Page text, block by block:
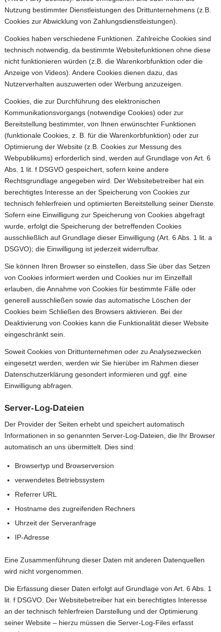
Nutzung bestimmter Dienstleistungen des Drittunternehmens (z.B.
Cookies zur Abwicklung von Zahlungsdienstleistungen).
Cookies haben verschiedene Funktionen. Zahlreiche Cookies sind
technisch notwendig, da bestimmte Websitefunktionen ohne diese
nicht funktionieren würden (z.B. die Warenkorbfunktion oder die
Anzeige von Videos). Andere Cookies dienen dazu, das
Nutzerverhalten auszuwerten oder Werbung anzuzeigen.
Cookies, die zur Durchführung des elektronischen
Kommunikationsvorgangs (notwendige Cookies) oder zur
Bereitstellung bestimmter, von Ihnen erwünschter Funktionen
(funktionale Cookies, z. B. für die Warenkorbfunktion) oder zur
Optimierung der Website (z.B. Cookies zur Messung des
Webpublikums) erforderlich sind, werden auf Grundlage von Art. 6
Abs. 1 lit. f DSGVO gespeichert, sofern keine andere
Rechtsgrundlage angegeben wird. Der Websitebetreiber hat ein
berechtigtes Interesse an der Speicherung von Cookies zur
technisch fehlerfreien und optimierten Bereitstellung seiner Dienste.
Sofern eine Einwilligung zur Speicherung von Cookies abgefragt
wurde, erfolgt die Speicherung der betreffenden Cookies
ausschließlich auf Grundlage dieser Einwilligung (Art. 6 Abs. 1 lit. a
DSGVO); die Einwilligung ist jederzeit widerrufbar.
Sie können Ihren Browser so einstellen, dass Sie über das Setzen
von Cookies informiert werden und Cookies nur im Einzelfall
erlauben, die Annahme von Cookies für bestimmte Fälle oder
generell ausschließen sowie das automatische Löschen der
Cookies beim Schließen des Browsers aktivieren. Bei der
Deaktivierung von Cookies kann die Funktionalität dieser Website
eingeschränkt sein.
Soweit Cookies von Drittunternehmen oder zu Analysezwecken
eingesetzt werden, werden wir Sie hierüber im Rahmen dieser
Datenschutzerklärung gesondert informieren und ggf. eine
Einwilligung abfragen.
Server-Log-Dateien
Der Provider der Seiten erhebt und speichert automatisch
Informationen in so genannten Server-Log-Dateien, die Ihr Browser
automatisch an uns übermittelt. Dies sind:
Browsertyp und Browserversion
verwendetes Betriebssystem
Referrer URL
Hostname des zugreifenden Rechners
Uhrzeit der Serveranfrage
IP-Adresse
Eine Zusammenführung dieser Daten mit anderen Datenquellen
wird nicht vorgenommen.
Die Erfassung dieser Daten erfolgt auf Grundlage von Art. 6 Abs. 1
lit. f DSGVO. Der Websitebetreiber hat ein berechtigtes Interesse
an der technisch fehlerfreien Darstellung und der Optimierung
seiner Website – hierzu müssen die Server-Log-Files erfasst